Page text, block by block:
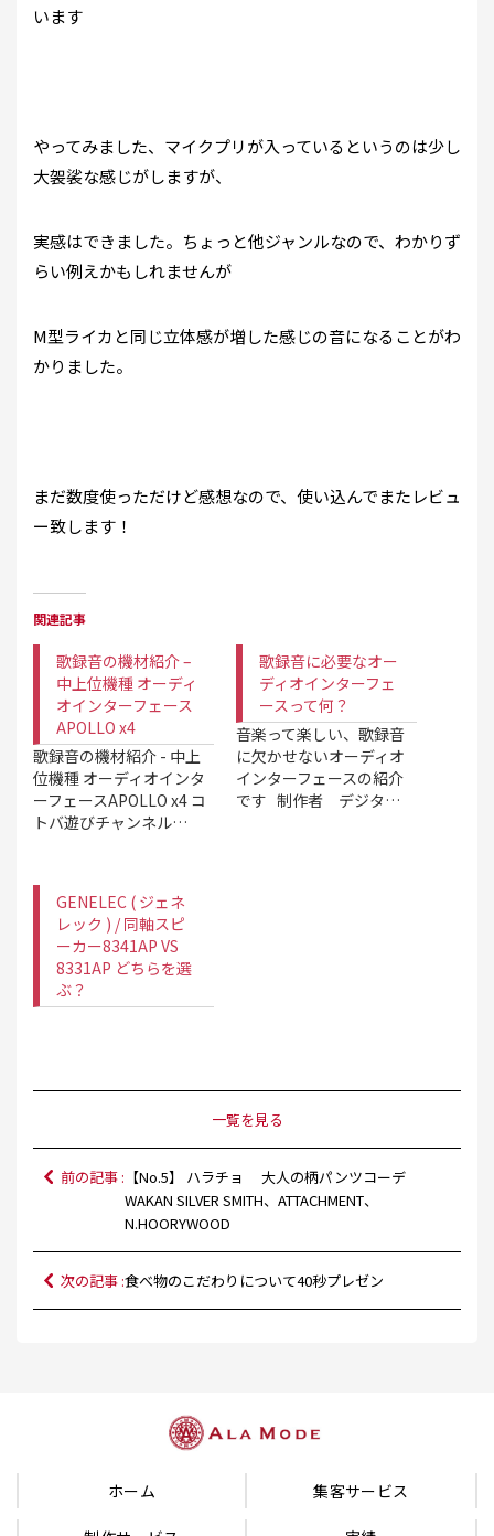
います
やってみました、マイクプリが入っているというのは少し
大袈裟な感じがしますが、
実感はできました。ちょっと他ジャンルなので、わかりず
らい例えかもしれませんが
M型ライカと同じ立体感が増した感じの音になることがわ
かりました。
まだ数度使っただけど感想なので、使い込んでまたレビュ
ー致します！
関連記事
歌録音の機材紹介 –
中上位機種 オーディ
オインターフェース
APOLLO x4
歌録音の機材紹介 - 中上
位機種 オーディオインタ
ーフェースAPOLLO x4 コ
トバ遊びチャンネル…
歌録音に必要なオー
ディオインターフェ
ースって何？
音楽って楽しい、歌録音
に欠かせないオーディオ
インターフェースの紹介
です 制作者 デジタ…
GENELEC ( ジェネ
レック ) / 同軸スピ
ーカー8341AP VS
8331AP どちらを選
ぶ？
一覧を見る
前の記事 : 【No.5】 ハラチョ 大人の柄パンツコーデ
WAKAN SILVER SMITH、ATTACHMENT、
N.HOORYWOOD
次の記事 :食べ物のこだわりについて40秒プレゼン
ホーム 集客サービス